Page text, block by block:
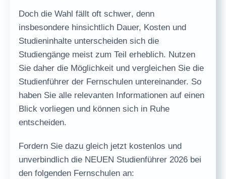
Doch dieWahl fällt oft schwer, denn
insbesondere hinsichtlich Dauer, Kosten und
Studieninhalte unterscheiden sich die
Studiengänge meist zum Teil erheblich. Nutzen
Sie daher die Möglichkeit und vergleichen Sie die
Studienführer der Fernschulen untereinander. So
haben Sie alle relevanten Informationen auf einen
Blick vorliegen und können sich in Ruhe
entscheiden.
Fordern Sie dazu gleich jetzt kostenlos und
unverbindlich die NEUEN Studienführer 2026 bei
den folgenden Fernschulen an: